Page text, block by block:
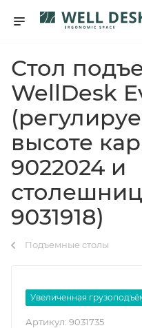
Стол
WellDesk
высоте
9022024 и
9031918)
Подъемные столы
Увеличенная
Артикул: 9031735